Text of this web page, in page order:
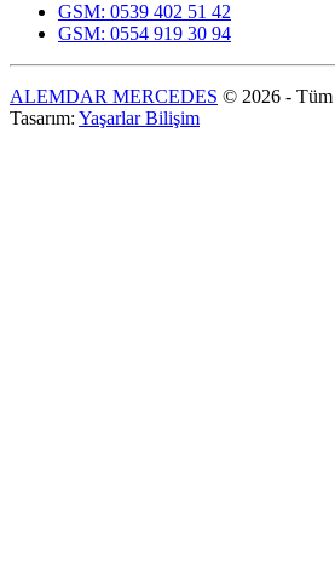
GSM: 0539 402 51 42
GSM: 0554 919 30 94
ALEMDAR MERCEDES © 2026 - Tüm
Tasarım: Yaşarlar Bilişim